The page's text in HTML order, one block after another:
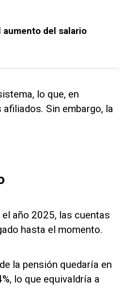
del salario
lo que, en
Sin embargo, la
año 2025, las cuentas
hasta el momento.
la pensión quedaría en
lo que equivaldría a